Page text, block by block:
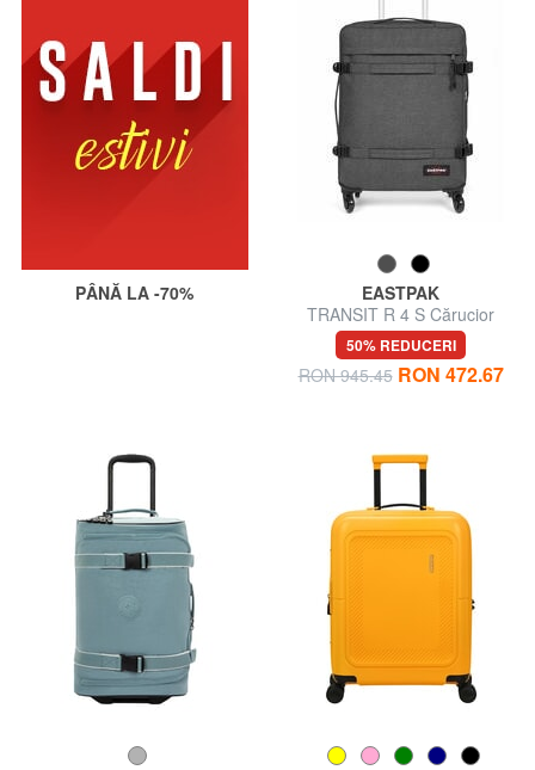
PÂNĂ LA -70%
EASTPAK
TRANSIT R 4 S Cărucior
pentru bagaje de mână
50% REDUCERI
RON 945.45 RON 472.67